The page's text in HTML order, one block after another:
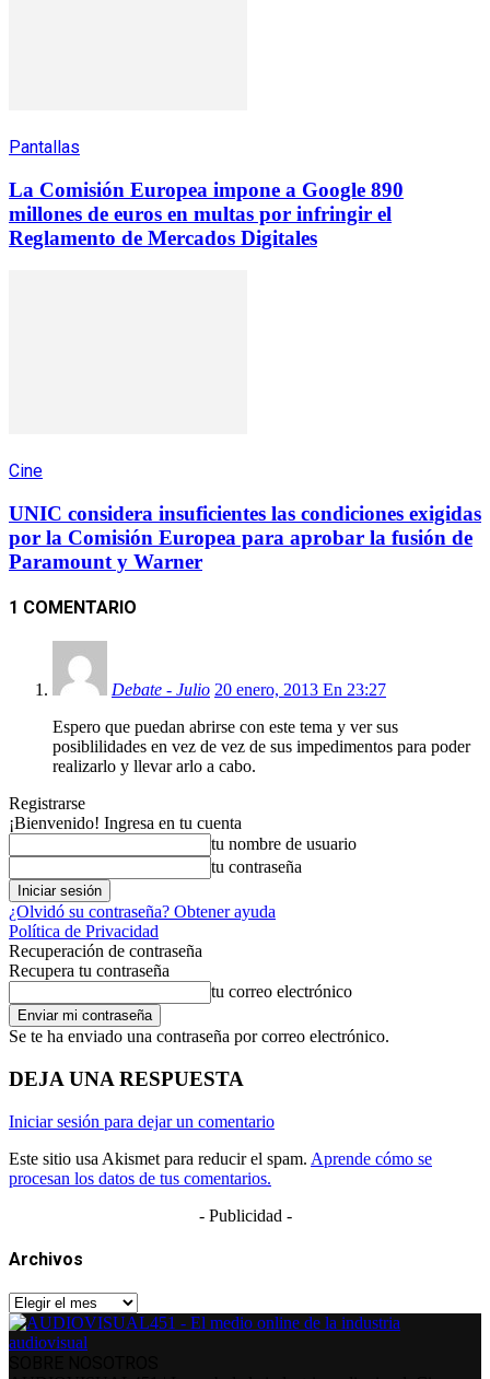
Pantallas
La Comisión Europea impone a Google 890
millones de euros en multas por infringir el
Reglamento de Mercados Digitales
Cine
UNIC considera insuficientes las condiciones exigidas
por la Comisión Europea para aprobar la fusión de
Paramount y Warner
1 COMENTARIO
Debate - Julio 20 enero, 2013 En 23:27
Espero que puedan abrirse con este tema y ver sus
posiblilidades en vez de vez de sus impedimentos para poder
realizarlo y llevar arlo a cabo.
Registrarse
¡Bienvenido! Ingresa en tu cuenta
tu nombre de usuario
tu contraseña
¿Olvidó su contraseña? Obtener ayuda
Política de Privacidad
Recuperación de contraseña
Recupera tu contraseña
tu correo electrónico
Se te ha enviado una contraseña por correo electrónico.
DEJA UNA RESPUESTA
Iniciar sesión para dejar un comentario
Este sitio usa Akismet para reducir el spam. Aprende cómo se
procesan los datos de tus comentarios.
- Publicidad -
Archivos
Archivos